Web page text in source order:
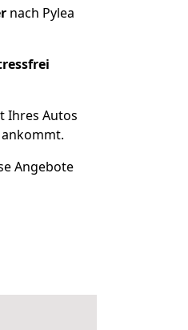
nach Pylea
Ihres Autos
Angebote